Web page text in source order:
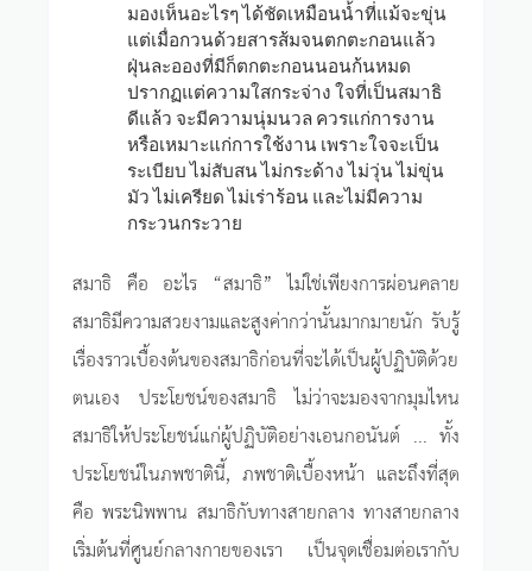
มองเห็นอะไรๆ ได้ชัดเหมือนน้ำที่แม้จะขุ่น
แต่เมื่อกวนด้วยสารส้มจนตกตะกอนแล้ว
ฝุ่นละอองที่มีก็ตกตะกอนนอนก้นหมด
ปรากฏแต่ความใสกระจ่าง ใจที่เป็นสมาธิ
ดีแล้ว จะมีความนุ่มนวล ควรแก่การงาน
หรือเหมาะแก่การใช้งาน เพราะใจจะเป็น
ระเบียบ ไม่สับสน ไม่กระด้าง ไม่วุ่น ไม่ขุ่น
มัว ไม่เครียด ไม่เร่าร้อน และไม่มีความ
กระวนกระวาย
สมาธิ คือ อะไร “สมาธิ” ไม่ใช่เพียงการผ่อนคลาย
สมาธิมีความสวยงามและสูงค่ากว่านั้นมากมายนัก รับรู้
เรื่องราวเบื้องต้นของสมาธิก่อนที่จะได้เป็นผู้ปฏิบัติด้วย
ตนเอง ประโยชน์ของสมาธิ ไม่ว่าจะมองจากมุมไหน
สมาธิให้ประโยชน์แก่ผู้ปฏิบัติอย่างเอนกอนันต์ ... ทั้ง
ประโยชน์ในภพชาตินี้, ภพชาติเบื้องหน้า และถึงที่สุด
คือ พระนิพพาน สมาธิกับทางสายกลาง ทางสายกลาง
เริ่มต้นที่ศูนย์กลางกายของเรา เป็นจุดเชื่อมต่อเรากับ